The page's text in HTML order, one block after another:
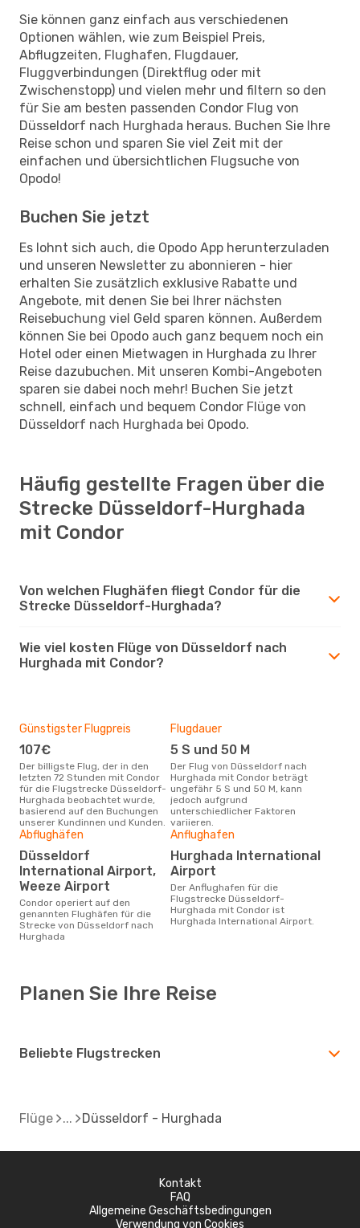
Sie können ganz einfach aus verschiedenen
Optionen wählen, wie zum Beispiel Preis,
Abflugzeiten, Flughafen, Flugdauer,
Fluggverbindungen (Direktflug oder mit
Zwischenstopp) und vielen mehr und filtern so den
für Sie am besten passenden Condor Flug von
Düsseldorf nach Hurghada heraus. Buchen Sie Ihre
Reise schon und sparen Sie viel Zeit mit der
einfachen und übersichtlichen Flugsuche von
Opodo!
Buchen Sie jetzt
Es lohnt sich auch, die Opodo App herunterzuladen
und unseren Newsletter zu abonnieren - hier
erhalten Sie zusätzlich exklusive Rabatte und
Angebote, mit denen Sie bei Ihrer nächsten
Reisebuchung viel Geld sparen können. Außerdem
können Sie bei Opodo auch ganz bequem noch ein
Hotel oder einen Mietwagen in Hurghada zu Ihrer
Reise dazubuchen. Mit unseren Kombi-Angeboten
sparen sie dabei noch mehr! Buchen Sie jetzt
schnell, einfach und bequem Condor Flüge von
Düsseldorf nach Hurghada bei Opodo.
Häufig gestellte Fragen über die
Strecke Düsseldorf-Hurghada
mit Condor
Von welchen Flughäfen fliegt Condor für die
Strecke Düsseldorf-Hurghada?
Wie viel kosten Flüge von Düsseldorf nach
Hurghada mit Condor?
Günstigster Flugpreis
107€
Der billigste Flug, der in den
letzten 72 Stunden mit Condor
für die Flugstrecke Düsseldorf-
Hurghada beobachtet wurde,
basierend auf den Buchungen
unserer Kundinnen und Kunden.
Flugdauer
5 S und 50 M
Der Flug von Düsseldorf nach
Hurghada mit Condor beträgt
ungefähr 5 S und 50 M, kann
jedoch aufgrund
unterschiedlicher Faktoren
variieren.
Abflughäfen
Düsseldorf
International Airport,
Weeze Airport
Condor operiert auf den
genannten Flughäfen für die
Strecke von Düsseldorf nach
Hurghada
Anflughafen
Hurghada International
Airport
Der Anflughafen für die
Flugstrecke Düsseldorf-
Hurghada mit Condor ist
Hurghada International Airport.
Planen Sie Ihre Reise
Beliebte Flugstrecken
Flüge Düsseldorf - Hurghada
Kontakt
FAQ
Allgemeine Geschäftsbedingungen
Verwendung von Cookies